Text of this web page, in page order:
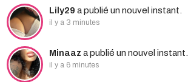
Lily29 a publié un nouvel instant.
il y a 3 minutes
Minaaz a publié un nouvel instant.
il y a 6 minutes